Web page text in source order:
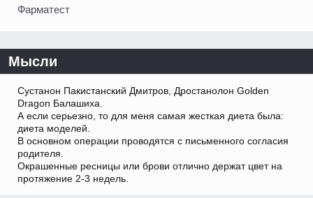
Фарматест
Мысли
Сустанон Пакистанский Дмитров, Дростанолон Golden
Dragon Балашиха.
А если серьезно, то для меня самая жесткая диета была:
диета моделей.
В основном операции проводятся с письменного согласия
родителя.
Окрашенные ресницы или брови отлично держат цвет на
протяжение 2-3 недель.